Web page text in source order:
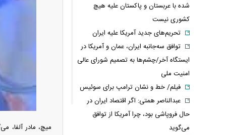
میچ، مادر آلفا،
شده با عربستان و پاکستان علیه هیچ
کشوری نیست
تحریم‌های جدید آمریکا علیه ایران
توافق سه‌جانبه ایران، عمان و آمریکا در
ایستگاه آخر/چشم‌ها به تصمیم شورای عالی
امنیت ملی
فیلم/ خط و نشان ترامپ برای سوئیس
عبدالناصر همتی: اگر اقتصاد ایران در
حال فروپاشی بود، چرا آمریکا از توافق
می‌گوید